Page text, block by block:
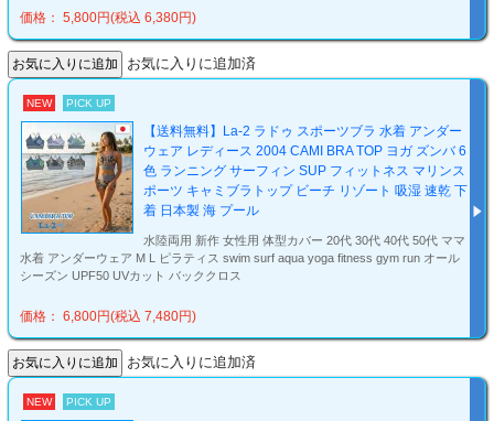
価格： 5,800円(税込 6,380円)
お気に入りに追加済
NEW PICK UP
【送料無料】La-2 ラドゥ スポーツブラ 水着 アンダー
ウェア レディース 2004 CAMI BRA TOP ヨガ ズンバ 6
色 ランニング サーフィン SUP フィットネス マリンス
ポーツ キャミブラトップ ビーチ リゾート 吸湿 速乾 下
着 日本製 海 プール
水陸両用 新作 女性用 体型カバー 20代 30代 40代 50代 ママ
水着 アンダーウェア M L ピラティス swim surf aqua yoga fitness gym run オール
シーズン UPF50 UVカット バッククロス
価格： 6,800円(税込 7,480円)
お気に入りに追加済
NEW PICK UP